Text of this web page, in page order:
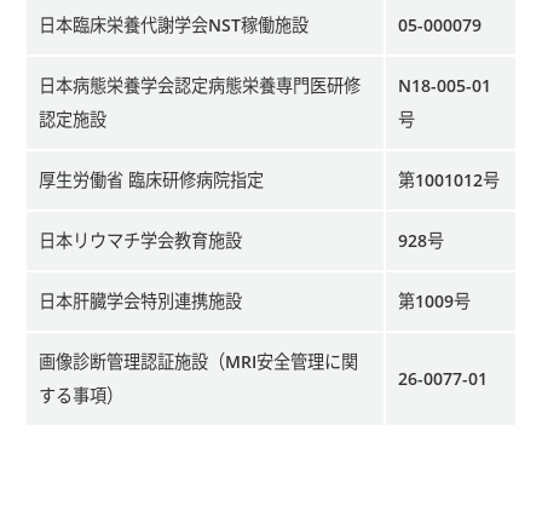
日本臨床栄養代謝学会NST稼働施設 05-000079
日本病態栄養学会認定病態栄養専門医研修
認定施設
N18-005-01
号
厚生労働省 臨床研修病院指定 第1001012号
日本リウマチ学会教育施設 928号
日本肝臓学会特別連携施設 第1009号
画像診断管理認証施設（MRI安全管理に関
する事項）
26-0077-01